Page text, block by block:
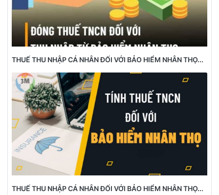
THUẾ THU NHẬP CÁ NHÂN ĐỐI VỚI BẢO HIỂM NHÂN THỌ...
THUẾ THU NHẬP CÁ NHÂN ĐỐI VỚI BẢO HIỂM NHÂN THỌ...